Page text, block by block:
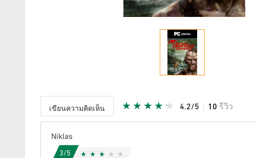
เขียนความคิดเห็น 4.2/5 10 รีวิว
Niklas
3/5